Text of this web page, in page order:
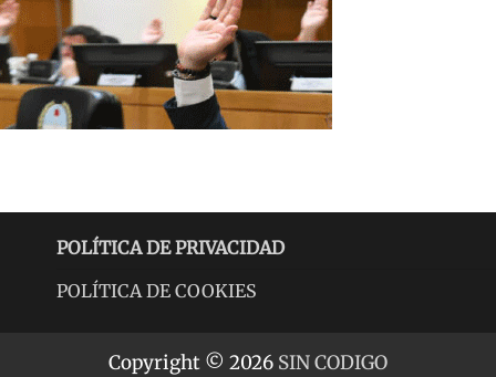
POLÍTICA DE PRIVACIDAD
POLÍTICA DE COOKIES
Copyright © 2026 SIN CODIGO